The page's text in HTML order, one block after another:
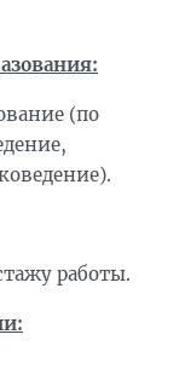
(по
работы.